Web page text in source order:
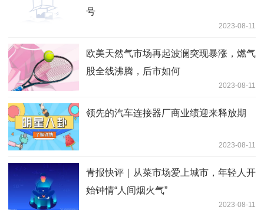
号
2023-08-11
欧美天然气市场再起波澜突现暴涨，燃气
股全线沸腾，后市如何
2023-08-11
领先的汽车连接器厂商业绩迎来释放期
2023-08-11
青报快评｜从菜市场爱上城市，年轻人开
始钟情“人间烟火气”
2023-08-11